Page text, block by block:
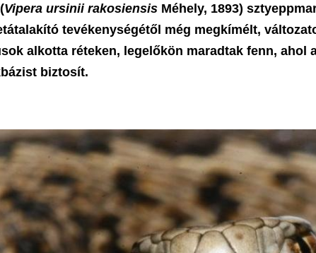
Vipera ursinii rakosiensis Méhely, 1893)
tevékenységétől még megkímélt,
alkotta réteken, legelőkön maradtak fenn, ahol
biztosít.